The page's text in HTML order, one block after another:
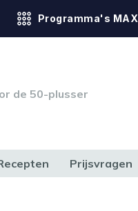
Programma's MAX
de 50-plusser
Prijsvragen